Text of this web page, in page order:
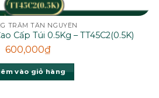
TRẦM TÂN NGUYÊN
Cấp Túi 0.5Kg – TT45C2(0.5K)
600,000₫
vào giỏ hàng